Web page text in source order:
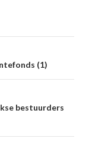
(1)
bestuurders